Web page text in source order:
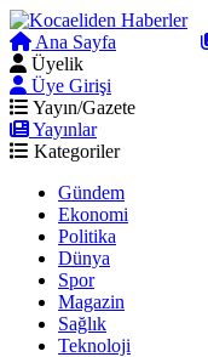
Ana Sayfa
Üyelik
Üye Girişi
Yayın/Gazete
Yayınlar
Kategoriler
Gündem
Ekonomi
Politika
Dünya
Spor
Magazin
Sağlık
Teknoloji